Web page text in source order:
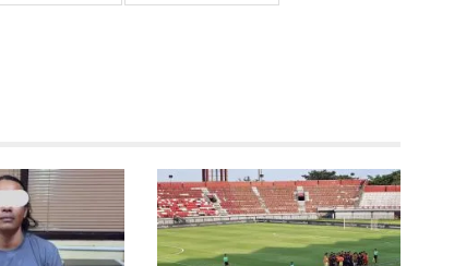
Ekonomi triwulan II-2026
tumbuh 5,29 persen